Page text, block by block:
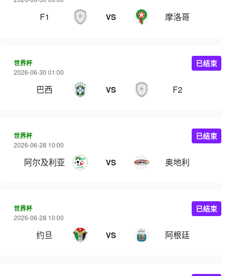
F1 VS 摩洛哥
世界杯
2026-06-30 01:00
巴西 VS F2
已结束
世界杯
2026-06-28 10:00
阿尔及利亚 VS 奥地利
已结束
世界杯
2026-06-28 10:00
约旦 VS 阿根廷
已结束